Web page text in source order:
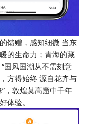
馈赠，感知细微 当东
的生命力；青海的藏
国风国潮从不需刻意
方得始终 源自花卉与
，敦煌莫高窟中千年
体验。